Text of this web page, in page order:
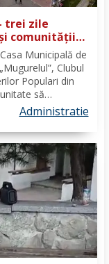
trei zile
comunității
O
Municipală de
Clubul
Populari din
să
la
Administratie